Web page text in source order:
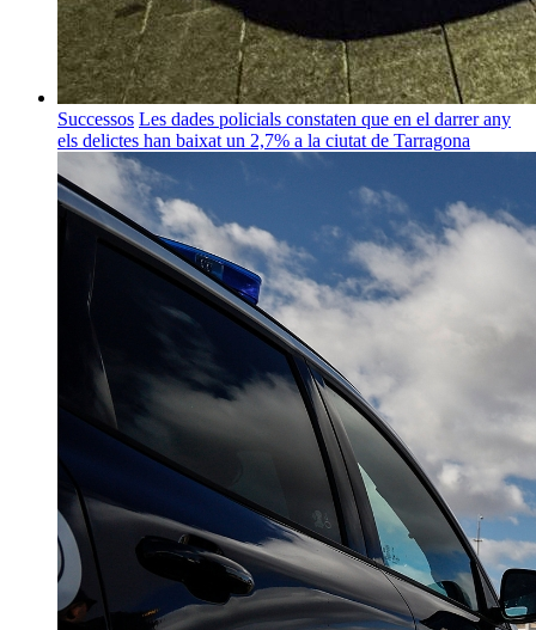
Successos Les dades policials constaten que en el darrer any
els delictes han baixat un 2,7% a la ciutat de Tarragona